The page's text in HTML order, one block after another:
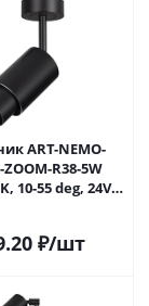
ART-NEMO-
ZOOM-R38-5W
10-55 deg, 24V)
₽/шт